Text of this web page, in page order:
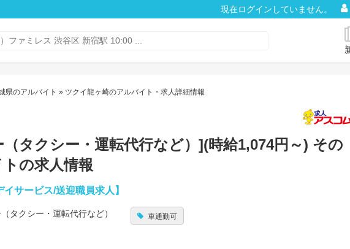
現在ログインしていません。
県のアルバイト » ツクイ龍ヶ崎のアルバイト・求人詳細情報
タクシー・運転代行など）](時給1,074円～) その
の求人情報
サービス/送迎職員求人】
タクシー・運転代行など） 車通勤可